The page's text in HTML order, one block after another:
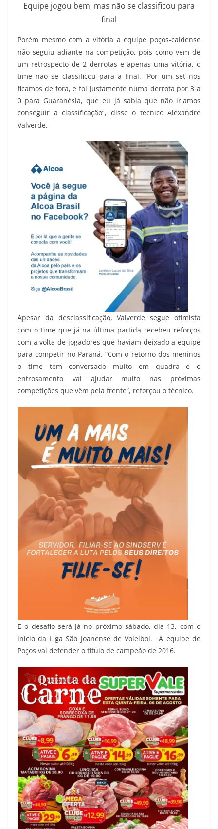
Equipe jogou bem, mas não se classificou para
final
Porém mesmo com a vitória a equipe poços-caldense
não seguiu adiante na competição, pois como vem de
um retrospecto de 2 derrotas e apenas uma vitória, o
time não se classificou para a final. “Por um set nós
ficamos de fora, e foi justamente numa derrota por 3 a
0 para Guaranésia, que eu já sabia que não iríamos
conseguir a classificação”, disse o técnico Alexandre
Valverde.
Apesar da desclassificação, Valverde segue otimista
com o time que já na última partida recebeu reforços
com a volta de jogadores que haviam deixado a equipe
para competir no Paraná. “Com o retorno dos meninos
o time tem conversado muito em quadra e o
entrosamento vai ajudar muito nas próximas
competições que vêm pela frente”, reforçou o técnico.
E o desafio será já no próximo sábado, dia 13, com o
início da Liga São Joanense de Voleibol. A equipe de
Poços vai defender o título de campeão de 2016.